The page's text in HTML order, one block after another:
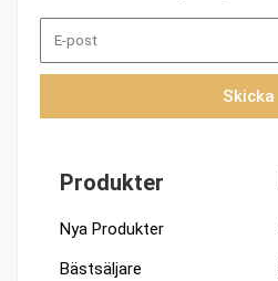
Skicka
Produkter
Nya Produkter
Bästsäljare